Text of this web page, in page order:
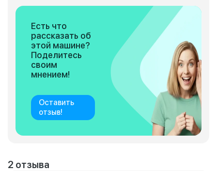
Есть что
рассказать об
этой машине?
Поделитесь
своим
мнением!
Оставить
отзыв!
2 отзыва